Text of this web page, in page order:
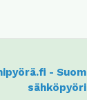
-